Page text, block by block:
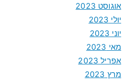
אוגוסט 2023
יולי 2023
יוני 2023
מאי 2023
אפריל 2023
מרץ 2023